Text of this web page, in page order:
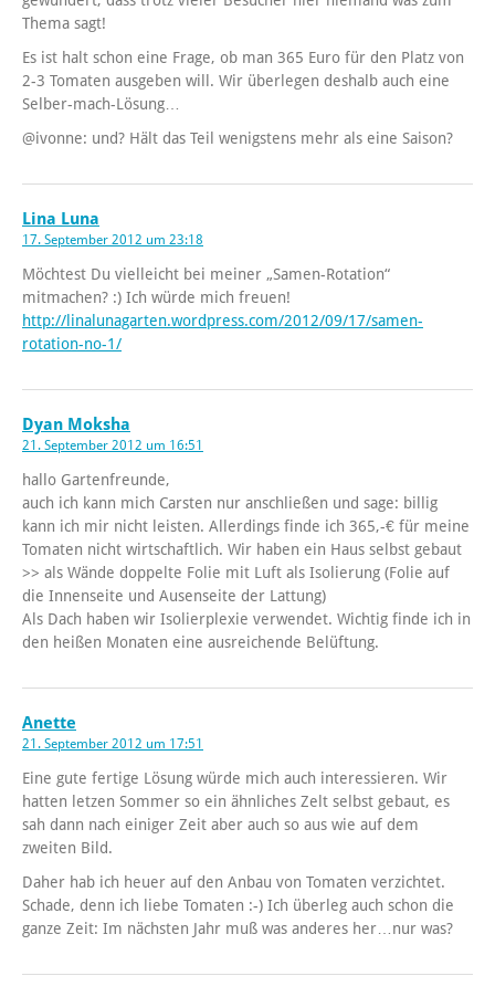
Thema sagt!
Es ist halt schon eine Frage, ob man 365 Euro für den Platz von
2-3 Tomaten ausgeben will. Wir überlegen deshalb auch eine
Selber-mach-Lösung…
@ivonne: und? Hält das Teil wenigstens mehr als eine Saison?
Lina Luna
17. September 2012 um 23:18
Möchtest Du vielleicht bei meiner „Samen-Rotation“
mitmachen? :) Ich würde mich freuen!
http://linalunagarten.wordpress.com/2012/09/17/samen-
rotation-no-1/
Dyan Moksha
21. September 2012 um 16:51
hallo Gartenfreunde,
auch ich kann mich Carsten nur anschließen und sage: billig
kann ich mir nicht leisten. Allerdings finde ich 365,-€ für meine
Tomaten nicht wirtschaftlich. Wir haben ein Haus selbst gebaut
>> als Wände doppelte Folie mit Luft als Isolierung (Folie auf
die Innenseite und Ausenseite der Lattung)
Als Dach haben wir Isolierplexie verwendet. Wichtig finde ich in
den heißen Monaten eine ausreichende Belüftung.
Anette
21. September 2012 um 17:51
Eine gute fertige Lösung würde mich auch interessieren. Wir
hatten letzen Sommer so ein ähnliches Zelt selbst gebaut, es
sah dann nach einiger Zeit aber auch so aus wie auf dem
zweiten Bild.
Daher hab ich heuer auf den Anbau von Tomaten verzichtet.
Schade, denn ich liebe Tomaten :-) Ich überleg auch schon die
ganze Zeit: Im nächsten Jahr muß was anderes her…nur was?